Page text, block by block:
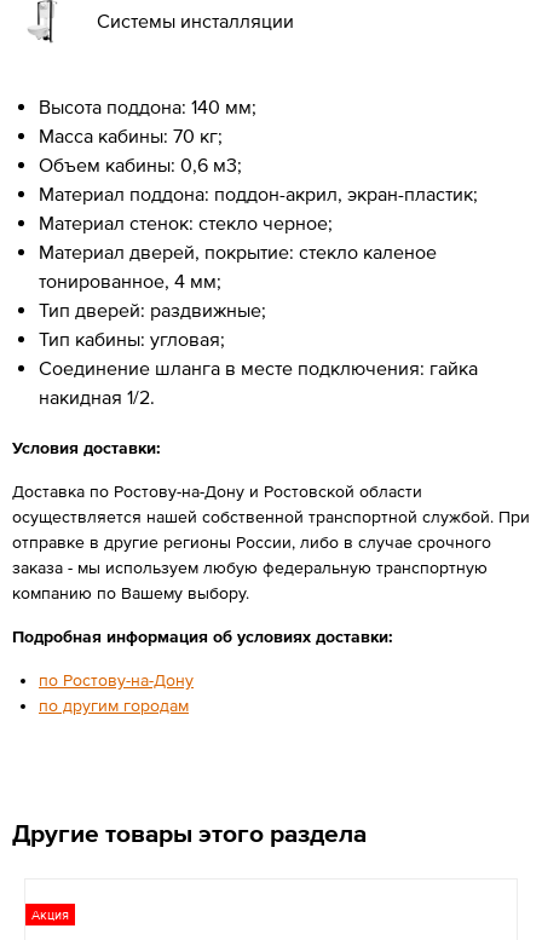
Системы инсталляции
Высота поддона: 140 мм;
Масса кабины: 70 кг;
Объем кабины: 0,6 м3;
Материал поддона: поддон-акрил, экран-пластик;
Материал стенок: стекло черное;
Материал дверей, покрытие: стекло каленое
тонированное, 4 мм;
Тип дверей: раздвижные;
Тип кабины: угловая;
Соединение шланга в месте подключения: гайка
накидная 1/2.
Условия доставки:
Доставка по Ростову-на-Дону и Ростовской области
осуществляется нашей собственной транспортной службой. При
отправке в другие регионы России, либо в случае срочного
заказа - мы используем любую федеральную транспортную
компанию по Вашему выбору.
Подробная информация об условиях доставки:
по Ростову-на-Дону
по другим городам
Другие товары этого раздела
Акция